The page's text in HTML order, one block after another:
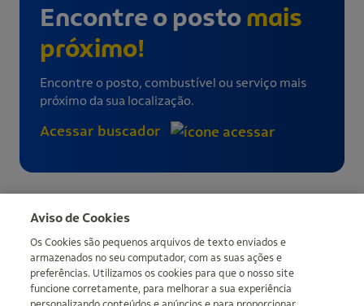
Encontre o postomais
próximo!
Encontre o posto, combustível ou serviço mais
próximo da sua localização.
Acessar buscador
Aviso de Cookies
Os Cookies são pequenos arquivos de texto enviados e
armazenados no seu computador, com as suas ações e
preferências. Utilizamos os cookies para que o nosso site
funcione corretamente, para melhorar a sua experiência